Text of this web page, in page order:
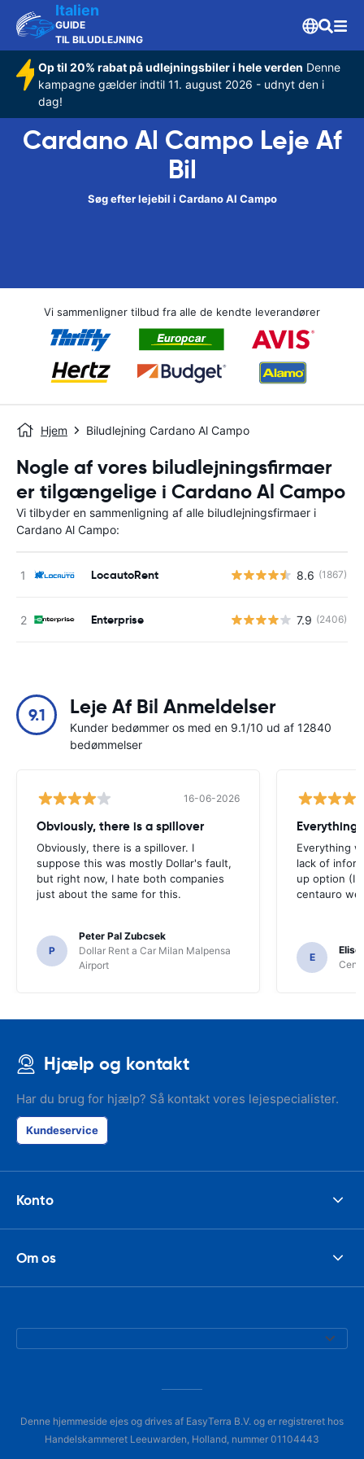
Italien
GUIDE
TIL BILUDLEJNING
Op til 20% rabat på udlejningsbiler i hele verden Denne
kampagne gælder indtil 11. august 2026 - udnyt den i
dag!
Cardano Al Campo Leje Af
Bil
Søg efter lejebil i Cardano Al Campo
Vi sammenligner tilbud fra alle de kendte leverandører
Hjem Biludlejning Cardano Al Campo
Nogle af vores biludlejningsfirmaer
er tilgængelige i Cardano Al Campo
Vi tilbyder en sammenligning af alle biludlejningsfirmaer i
Cardano Al Campo:
LocautoRent 8.6 (1867)
Enterprise 7.9 (2406)
9.1 Leje Af Bil Anmeldelser
Kunder bedømmer os med en 9.1/10 ud af 12840
bedømmelser
16-06-2026
Obviously, there is a spillover
Obviously, there is a spillover. I
suppose this was mostly Dollar's fault,
but right now, I hate both companies
just about the same for this.
P
Peter Pal Zubcsek
Dollar Rent a Car Milan Malpensa
Airport
Everything
Everything
lack of
up option (I
centauro
E
Hjælp og kontakt
Har du brug for hjælp? Så kontakt vores lejespecialister.
Kundeservice
Konto
Om os
Denne hjemmeside ejes og drives af EasyTerra B.V. og er registreret hos
Handelskammeret Leeuwarden, Holland, nummer 01104443